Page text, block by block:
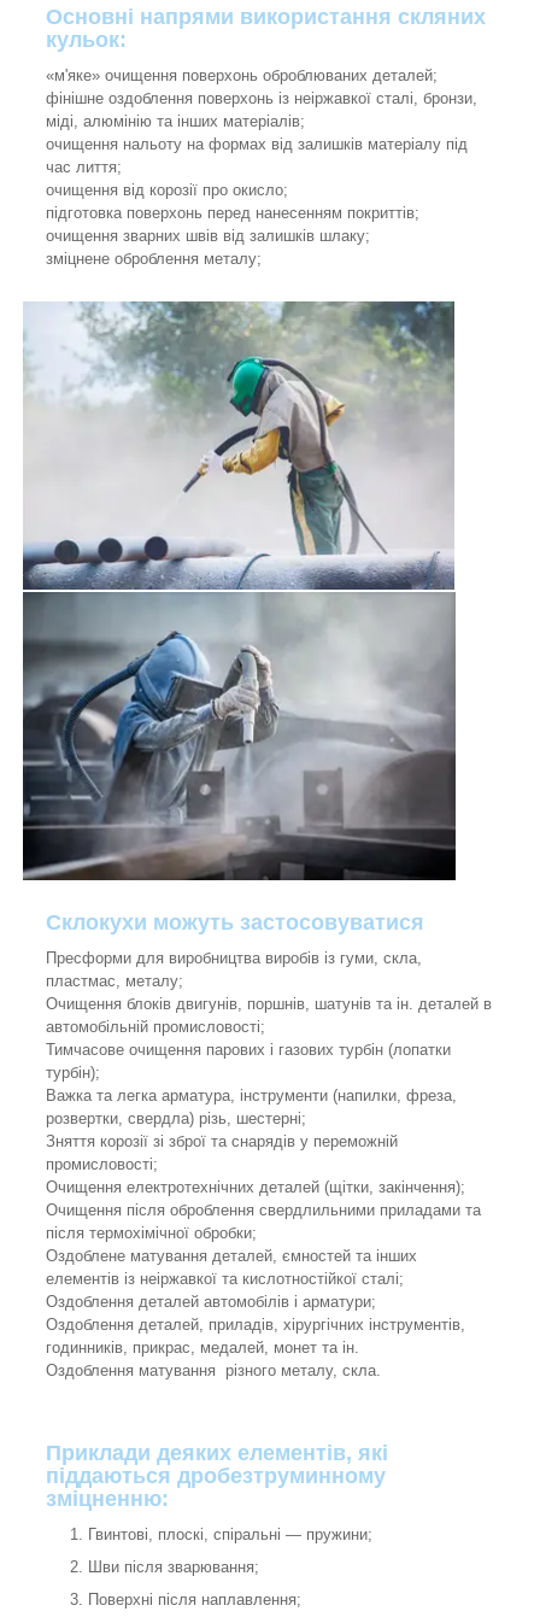
Основні напрями використання скляних
кульок:
«м'яке» очищення поверхонь оброблюваних деталей;
фінішне оздоблення поверхонь із неіржавкої сталі, бронзи,
міді, алюмінію та інших матеріалів;
очищення нальоту на формах від залишків матеріалу під
час лиття;
очищення від корозії про окисло;
підготовка поверхонь перед нанесенням покриттів;
очищення зварних швів від залишків шлаку;
зміцнене оброблення металу;
Склокухи можуть застосовуватися
Пресформи для виробництва виробів із гуми, скла,
пластмас, металу;
Очищення блоків двигунів, поршнів, шатунів та ін. деталей в
автомобільній промисловості;
Тимчасове очищення парових і газових турбін (лопатки
турбін);
Важка та легка арматура, інструменти (напилки, фреза,
розвертки, свердла) різь, шестерні;
Зняття корозії зі зброї та снарядів у переможній
промисловості;
Очищення електротехнічних деталей (щітки, закінчення);
Очищення після оброблення свердлильними приладами та
після термохімічної обробки;
Оздоблене матування деталей, ємностей та інших
елементів із неіржавкої та кислотностійкої сталі;
Оздоблення деталей автомобілів і арматури;
Оздоблення деталей, приладів, хірургічних інструментів,
годинників, прикрас, медалей, монет та ін.
Оздоблення матування різного металу, скла.
Приклади деяких елементів, які
піддаються дробезтруминному
зміцненню:
Гвинтові, плоскі, спіральні — пружини;
Шви після зварювання;
Поверхні після наплавлення;